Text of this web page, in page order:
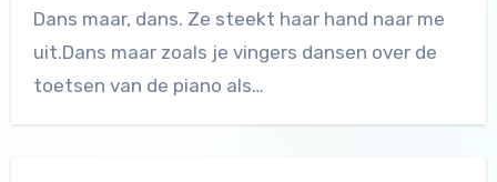
Dans maar, dans. Ze steekt haar hand naar me
uit.Dans maar zoals je vingers dansen over de
toetsen van de piano als…